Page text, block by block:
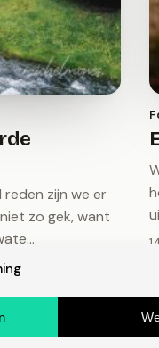
zijn we er
zo gek, want